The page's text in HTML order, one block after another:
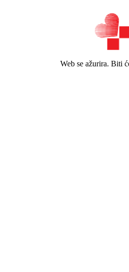
Web se ažurira. Biti